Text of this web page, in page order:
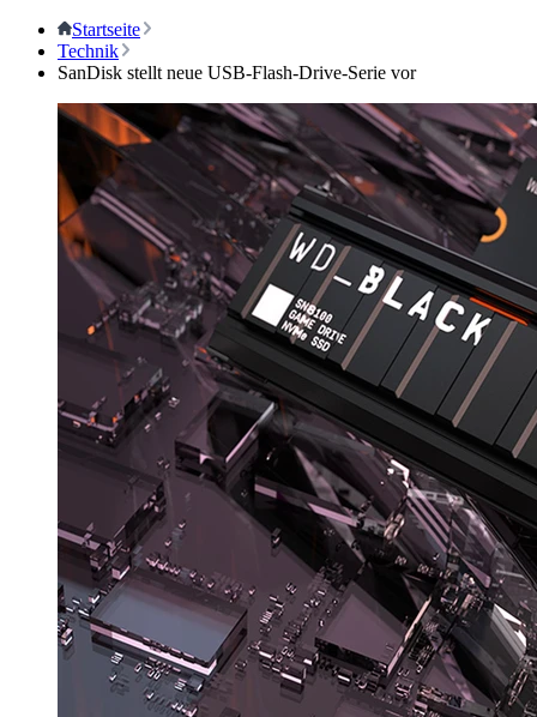
Startseite
Technik
SanDisk stellt neue USB-Flash-Drive-Serie vor